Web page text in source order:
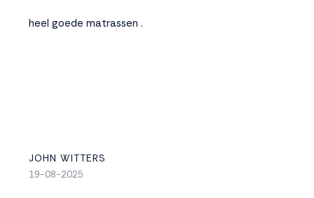
heel goede matrassen .
JOHN WITTERS
19-08-2025